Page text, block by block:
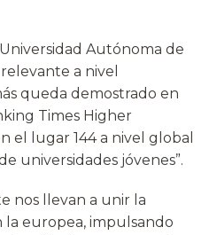
Autónoma de
a nivel
queda demostrado en
Times Higher
el lugar 144 a nivel global
universidades jóvenes”.
nos llevan a unir la
la europea, impulsando